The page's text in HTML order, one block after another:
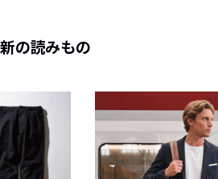
の読みもの